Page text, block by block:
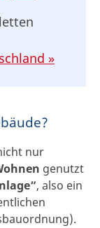
»
nur
genutzt
, also ein